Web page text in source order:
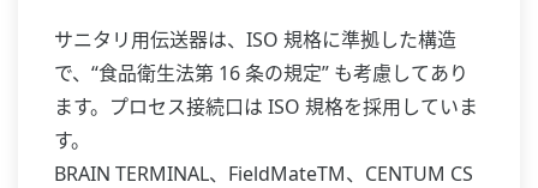
サニタリ用伝送器は、ISO 規格に準拠した構造
で、“食品衛生法第 16 条の規定” も考慮してあり
ます。プロセス接続口は ISO 規格を採用していま
す。
BRAIN TERMINAL、FieldMateTM、CENTUM CS